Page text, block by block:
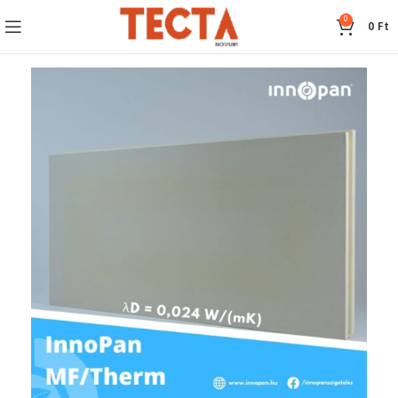
0 0 Ft